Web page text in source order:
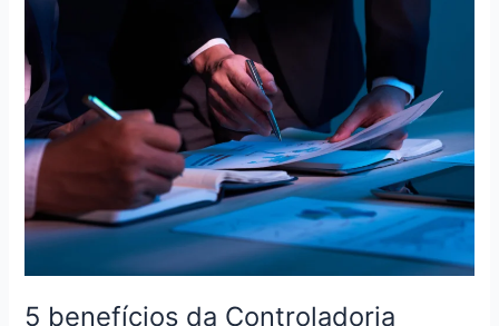
5 benefícios da Controladoria
benefícios
Controladoria
Jurídica
para
o
seu
escritório